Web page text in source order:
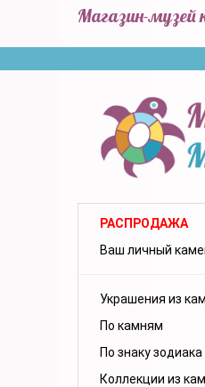
Магазин-музей
РАСПРОДАЖА
Ваш личный
Украшения из
По камням
По знаку зодиака
Коллекции из